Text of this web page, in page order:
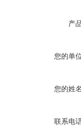
产
您的单
您的姓
联系电